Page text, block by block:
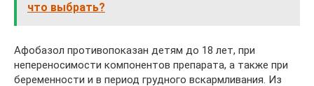
что выбрать?
Афобазол противопоказан детям до 18 лет, при
непереносимости компонентов препарата, а также при
беременности и в период грудного вскармливания. Из